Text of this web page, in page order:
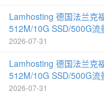
Lamhosting 德国法兰克
512M/10G SSD/500G
2026-07-31
Lamhosting 德国法兰克
512M/10G SSD/500G
2026-07-31